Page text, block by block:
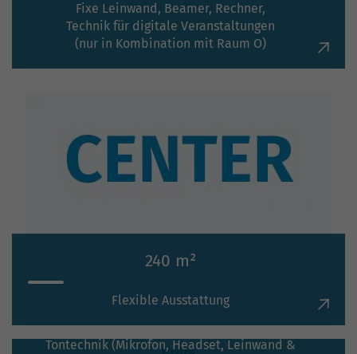
Fixe Leinwand, Beamer, Rechner,
Technik für digitale Veranstaltungen
(nur in Kombination mit Raum O)
240 m²
Flexible Ausstattung
93 m²
Präsentationsequipment
Tontechnik (Mikrofon, Headset, Leinwand &